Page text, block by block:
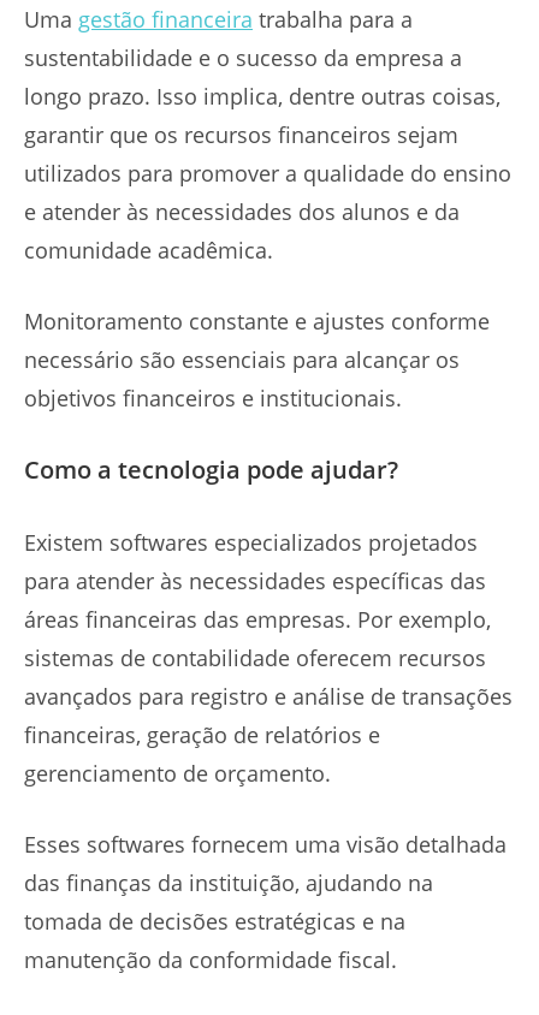
Uma gestão financeira trabalha para a
sustentabilidade e o sucesso da empresa a
longo prazo. Isso implica, dentre outras coisas,
garantir que os recursos financeiros sejam
utilizados para promover a qualidade do ensino
e atender às necessidades dos alunos e da
comunidade acadêmica.
Monitoramento constante e ajustes conforme
necessário são essenciais para alcançar os
objetivos financeiros e institucionais.
Como a tecnologia pode ajudar?
Existem softwares especializados projetados
para atender às necessidades específicas das
áreas financeiras das empresas. Por exemplo,
sistemas de contabilidade oferecem recursos
avançados para registro e análise de transações
financeiras, geração de relatórios e
gerenciamento de orçamento.
Esses softwares fornecem uma visão detalhada
das finanças da instituição, ajudando na
tomada de decisões estratégicas e na
manutenção da conformidade fiscal.